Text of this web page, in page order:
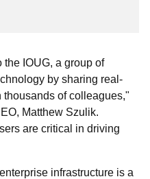
IOUG, a group of
by sharing real-
of colleagues,"
Matthew Szulik.
are critical in driving
infrastructure is a